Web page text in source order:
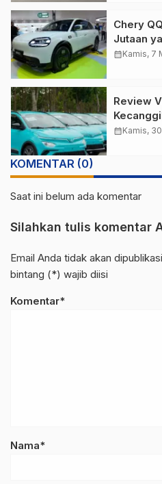
Chery
Jutaan
LCGC
calendar_monthKamis, 7
Review
SM di
calendar_monthKamis,
KOMENTAR (0)
Saat ini belum ada komentar
Silahkan tulis komentar
Email Anda tidak akan
bintang (*) wajib diisi
Komentar*
Nama*